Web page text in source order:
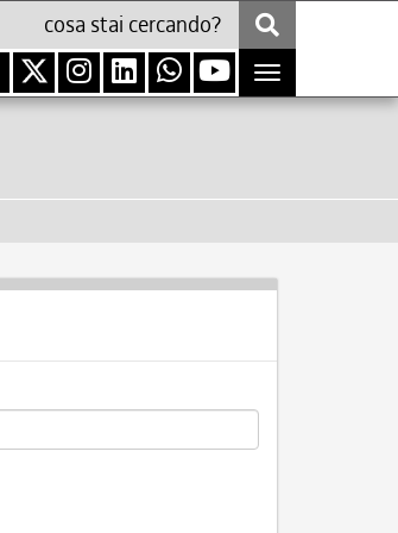
Toggle
navigation